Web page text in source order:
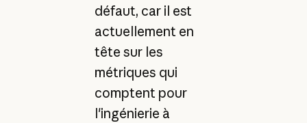
défaut, car il est
actuellement en
tête sur les
métriques qui
comptent pour
l'ingénierie à